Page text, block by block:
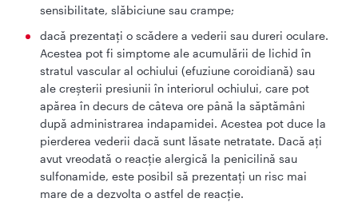
sensibilitate, slăbiciune sau crampe;
dacă prezentați o scădere a vederii sau dureri oculare.
Acestea pot fi simptome ale acumulării de lichid în
stratul vascular al ochiului (efuziune coroidiană) sau
ale creșterii presiunii în interiorul ochiului, care pot
apărea în decurs de câteva ore până la săptămâni
după administrarea indapamidei. Acestea pot duce la
pierderea vederii dacă sunt lăsate netratate. Dacă ați
avut vreodată o reacție alergică la penicilină sau
sulfonamide, este posibil să prezentați un risc mai
mare de a dezvolta o astfel de reacție.